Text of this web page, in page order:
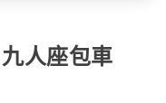
人座包車